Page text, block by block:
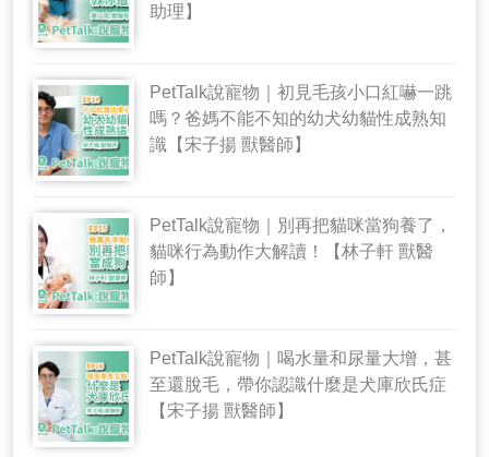
助理】
PetTalk說寵物｜初見毛孩小口紅嚇一跳
嗎？爸媽不能不知的幼犬幼貓性成熟知
識【宋子揚 獸醫師】
PetTalk說寵物｜別再把貓咪當狗養了，
貓咪行為動作大解讀！【林子軒 獸醫
師】
PetTalk說寵物｜喝水量和尿量大增，甚
至還脫毛，帶你認識什麼是犬庫欣氏症
【宋子揚 獸醫師】